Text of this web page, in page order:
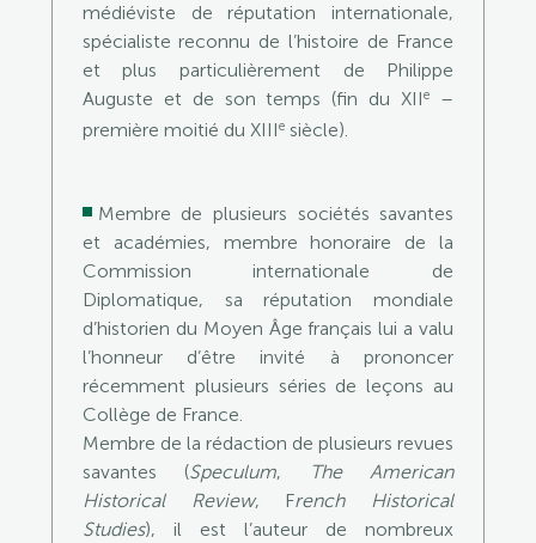
médiéviste de réputation internationale,
spécialiste reconnu de l’histoire de France
et plus particulièrement de Philippe
Auguste et de son temps (fin du XIIe
–
première moitié du XIIIesiècle).
Membre de plusieurs sociétés savantes
et académies, membre honoraire de la
Commission internationale de
Diplomatique, sa réputation mondiale
d’historien du Moyen Âge français lui a valu
l’honneur d’être invité à prononcer
récemment plusieurs séries de leçons au
Collège de France.
Membre de la rédaction de plusieurs revues
savantes (Speculum,
The American
Historical Review, French Historical
Studies), il est l’auteur de nombreux